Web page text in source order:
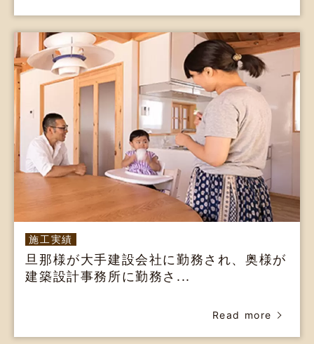
施工実績
旦那様が大手建設会社に勤務され、奥様が
建築設計事務所に勤務さ...
Read more